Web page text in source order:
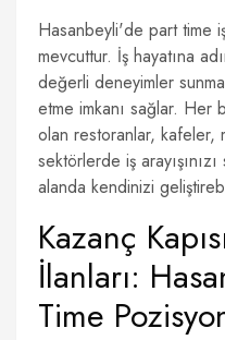
Hasanbeyli'de part time
mevcuttur. İş hayatına
değerli deneyimler
etme imkanı sağlar. Her
olan restoranlar, kafeler,
sektörlerde iş
alanda kendinizi
Kazanç
İlanları:
Time